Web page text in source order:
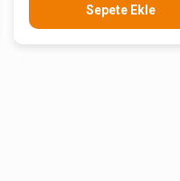
Sepete Ekle